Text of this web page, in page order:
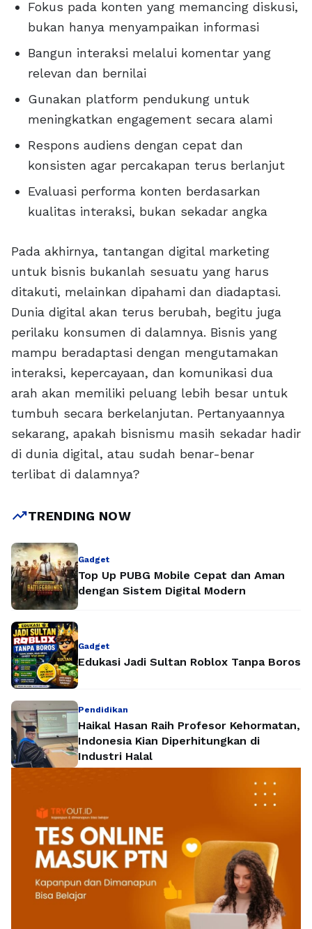
Fokus pada konten yang memancing diskusi,
bukan hanya menyampaikan informasi
Bangun interaksi melalui komentar yang
relevan dan bernilai
Gunakan platform pendukung untuk
meningkatkan engagement secara alami
Respons audiens dengan cepat dan
konsisten agar percakapan terus berlanjut
Evaluasi performa konten berdasarkan
kualitas interaksi, bukan sekadar angka
Pada akhirnya, tantangan digital marketing
untuk bisnis bukanlah sesuatu yang harus
ditakuti, melainkan dipahami dan diadaptasi.
Dunia digital akan terus berubah, begitu juga
perilaku konsumen di dalamnya. Bisnis yang
mampu beradaptasi dengan mengutamakan
interaksi, kepercayaan, dan komunikasi dua
arah akan memiliki peluang lebih besar untuk
tumbuh secara berkelanjutan. Pertanyaannya
sekarang, apakah bisnismu masih sekadar hadir
di dunia digital, atau sudah benar-benar
terlibat di dalamnya?
trending_upTRENDING NOW
Gadget
Top Up PUBG Mobile Cepat dan Aman
dengan Sistem Digital Modern
Gadget
Edukasi Jadi Sultan Roblox Tanpa Boros
Pendidikan
Haikal Hasan Raih Profesor Kehormatan,
Indonesia Kian Diperhitungkan di
Industri Halal